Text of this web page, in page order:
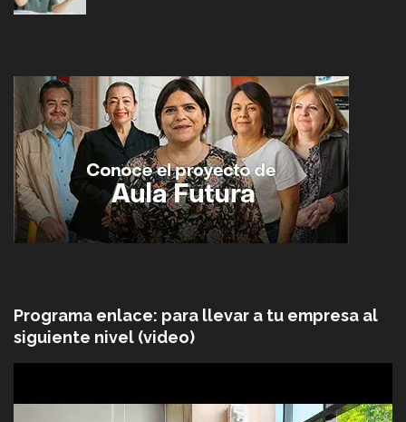
Programa enlace: para llevar a tu empresa al
siguiente nivel (video)